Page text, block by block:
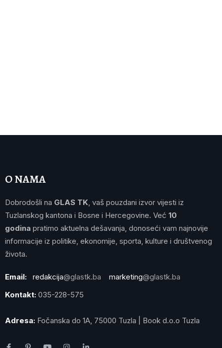
O NAMA
Dobrodošli na GLAS TK , vaš pouzdani izvor vijesti iz
Tuzlanskog kantona i Bosne i Hercegovine. Već 10
godina pratimo aktuelna dešavanja, donoseći vam najnovije
informacije iz politike, ekonomije, sporta, kulture i društvenog
života.
Email: redakcija@glastk.ba marketing@glastk.ba
Kontakt: 035-228-575
Adresa: Fočanska do 1A, 75000 Tuzla | Book d.o.o Tuzla